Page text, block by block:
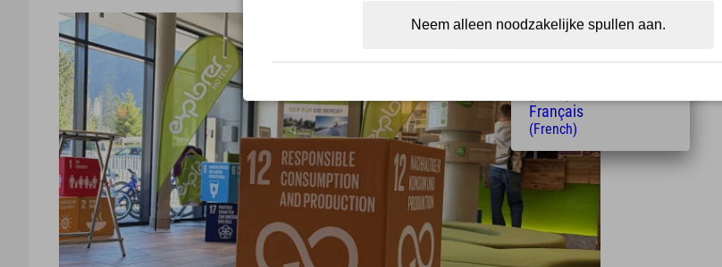
Neem alleen noodzakelijke spullen aan.
(Polish)
(Hungarian)
Français
(French)